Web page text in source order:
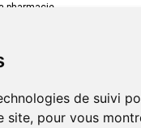
de suivi
site, pour vous
pharmacie
un Point Relais